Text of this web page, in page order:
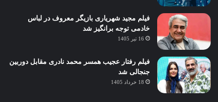
فیلم مجید شهریاری بازیگر معروف در لباس
خادمی توجه برانگیز شد
16 تیر 1405
فیلم رفتار عجیب همسر محمد نادری مقابل دوربین
جنجالی شد
18 خرداد 1405